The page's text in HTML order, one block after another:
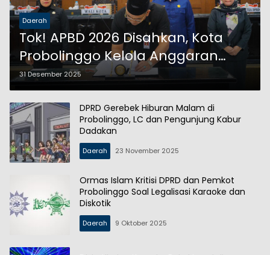
Daerah
Tok! APBD 2026 Disahkan, Kota
Probolinggo Kelola Anggaran
Hampir Rp1 Triliun
31 Desember 2025
DPRD Gerebek Hiburan Malam di
Probolinggo, LC dan Pengunjung Kabur
Dadakan
Daerah 23 November 2025
Ormas Islam Kritisi DPRD dan Pemkot
Probolinggo Soal Legalisasi Karaoke dan
Diskotik
Daerah 9 Oktober 2025